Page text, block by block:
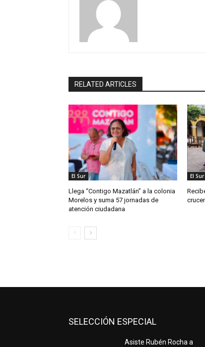
RELATED ARTICLES
El Sur
Llega “Contigo Mazatlán” a la colonia
Morelos y suma 57 jornadas de
atención ciudadana
El Sur
SELECCIÓN ESPECIAL
Asiste Rubén Rocha a